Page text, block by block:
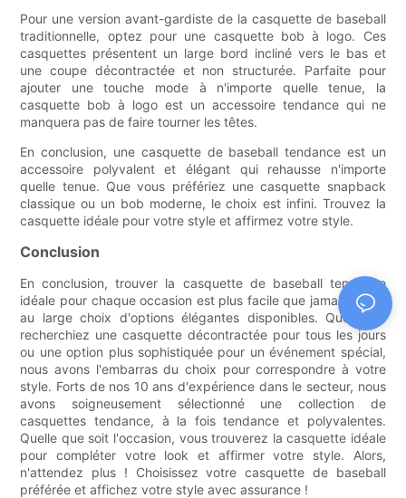
Pour une version avant-gardiste de la casquette de baseball
traditionnelle, optez pour une casquette bob à logo. Ces
casquettes présentent un large bord incliné vers le bas et
une coupe décontractée et non structurée. Parfaite pour
ajouter une touche mode à n'importe quelle tenue, la
casquette bob à logo est un accessoire tendance qui ne
manquera pas de faire tourner les têtes.
En conclusion, une casquette de baseball tendance est un
accessoire polyvalent et élégant qui rehausse n'importe
quelle tenue. Que vous préfériez une casquette snapback
classique ou un bob moderne, le choix est infini. Trouvez la
casquette idéale pour votre style et affirmez votre style.
Conclusion
En conclusion, trouver la casquette de baseball tendance
idéale pour chaque occasion est plus facile que jamais grâce
au large choix d'options élégantes disponibles. Que vous
recherchiez une casquette décontractée pour tous les jours
ou une option plus sophistiquée pour un événement spécial,
nous avons l'embarras du choix pour correspondre à votre
style. Forts de nos 10 ans d'expérience dans le secteur, nous
avons soigneusement sélectionné une collection de
casquettes tendance, à la fois tendance et polyvalentes.
Quelle que soit l'occasion, vous trouverez la casquette idéale
pour compléter votre look et affirmer votre style. Alors,
n'attendez plus ! Choisissez votre casquette de baseball
préférée et affichez votre style avec assurance !